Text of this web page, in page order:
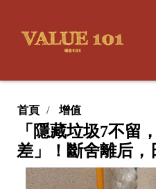
首頁 增值
「隱藏垃圾7不留
差」！斷舍離后，